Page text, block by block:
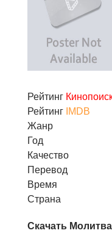
Рейтинг
Рейтинг IMDB
Жанр
Год
Качество
Перевод
Время
Страна
Скачать